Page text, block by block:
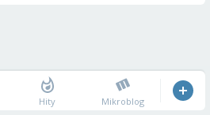
Hity Mikroblog